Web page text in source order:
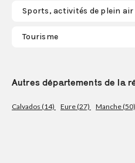
GAZETTE
Sports, activités de plein air
Tourisme
Autres départements de la
Calvados (14) Eure (27) Manche (50)